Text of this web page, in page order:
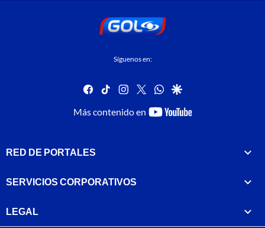
Síguenos en:
facebook
tiktok instagram
twitterwhatsapp
google
Más contenido en
youtube-
RED DE PORTALES
SERVICIOS CORPORATIVOS
LEGAL